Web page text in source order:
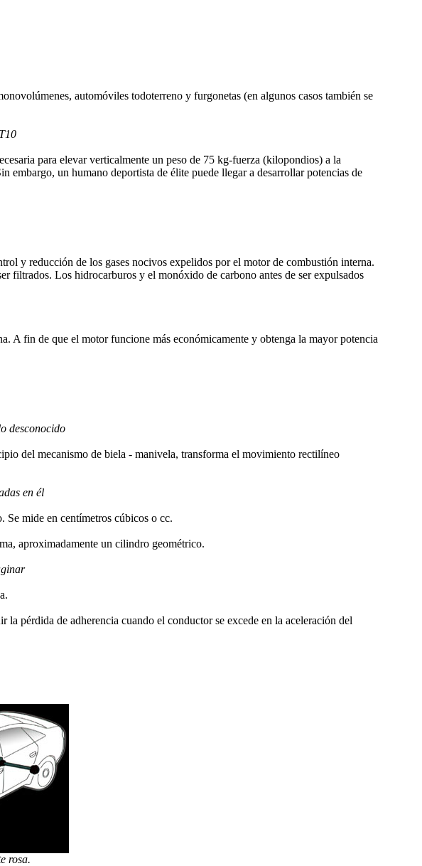
automóviles todoterreno y furgonetas (en algunos casos también se
para elevar verticalmente un peso de 75 kg-fuerza (kilopondios) a la
embargo, un humano deportista de élite puede llegar a desarrollar potencias de
y reducción de los gases nocivos expelidos por el motor de combustión interna.
filtrados. Los hidrocarburos y el monóxido de carbono antes de ser expulsados
A fin de que el motor funcione más económicamente y obtenga la mayor potencia
desconocido
del mecanismo de biela - manivela, transforma el movimiento rectilíneo
en él
mide en centímetros cúbicos o cc.
aproximadamente un cilindro geométrico.
pérdida de adherencia cuando el conductor se excede en la aceleración del
rosa.